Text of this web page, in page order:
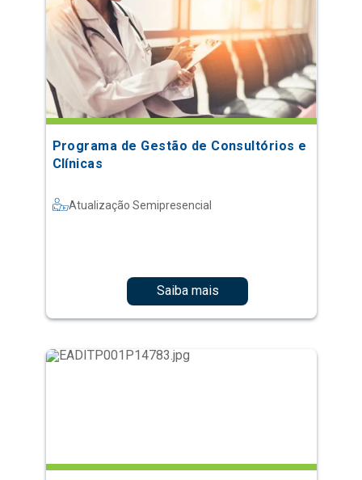
Programa de Gestão de Consultórios e
Clínicas
Atualização Semipresencial
Saiba mais